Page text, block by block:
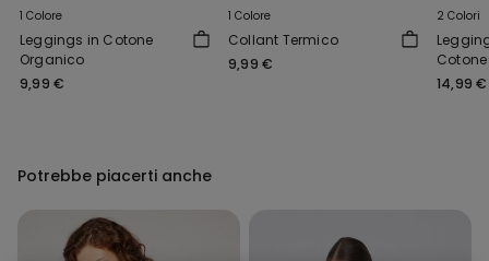
1 Colore
Leggings in Cotone
Organico
9,99 €
1 Colore
Collant Termico
9,99 €
2 Colori
Cotone
14,99 €
Potrebbe piacerti anche